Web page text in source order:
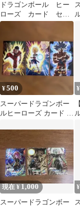
ドラゴンボール ヒー
ローズ カード セッ
ト‼️
¥500
スーパードラゴンボー
ルヒーローズ カード 3
¥
現在 ¥ 1,000
スーパードラゴンボー
¥